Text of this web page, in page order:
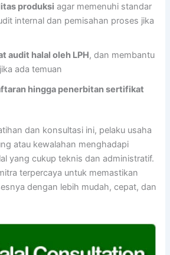
produksi agar memenuhi standar
internal dan pemisahan proses jika
audit halal oleh LPH, dan membantu
ada temuan
hingga penerbitan sertifikat
dan konsultasi ini, pelaku usaha
atau kewalahan menghadapi
yang cukup teknis dan administratif.
terpercaya untuk memastikan
dengan lebih mudah, cepat, dan